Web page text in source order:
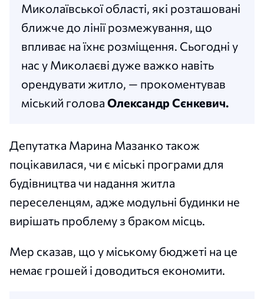
Миколаївської області, які розташовані
ближче до лінії розмежування, що
впливає на їхнє розміщення. Сьогодні у
нас у Миколаєві дуже важко навіть
орендувати житло, — прокоментував
міський голова Олександр Сєнкевич.
Депутатка Марина Мазанко також
поцікавилася, чи є міські програми для
будівництва чи надання житла
переселенцям, адже модульні будинки не
вирішать проблему з браком місць.
Мер сказав, що у міському бюджеті на це
немає грошей і доводиться економити.